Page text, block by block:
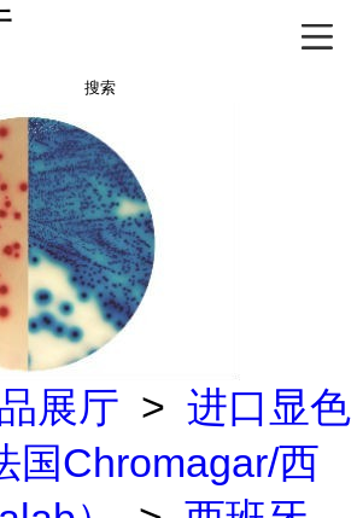
搜索
展厅 > 进口显色
国Chromagar/西